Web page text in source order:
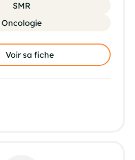
SMR
Oncologie
Voir sa fiche